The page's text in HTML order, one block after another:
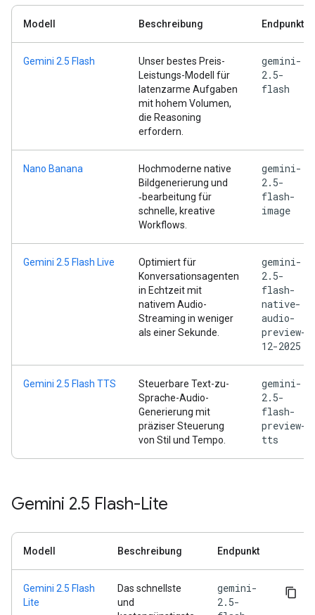
Modell Beschreibung Endpunkt
Gemini 2.5 Flash
Unser bestes Preis-
Leistungs-Modell für
latenzarme Aufgaben
mit hohem Volumen,
die Reasoning
erfordern.
gemini-
2.5-
flash
Nano Banana
Hochmoderne native
Bildgenerierung und
‑bearbeitung für
schnelle, kreative
Workflows.
gemini-
2.5-
flash-
image
Gemini 2.5 Flash Live
Optimiert für
Konversationsagenten
in Echtzeit mit
nativem Audio-
Streaming in weniger
als einer Sekunde.
gemini-
2.5-
flash-
native-
audio-
preview-
12-2025
Gemini 2.5 Flash TTS
Steuerbare Text-zu-
Sprache-Audio-
Generierung mit
präziser Steuerung
von Stil und Tempo.
gemini-
2.5-
flash-
preview-
tts
Gemini 2.5 Flash-Lite
Modell Beschreibung Endpunkt
Gemini 2.5 Flash
Lite
Das schnellste
und
gemini-
2.5-